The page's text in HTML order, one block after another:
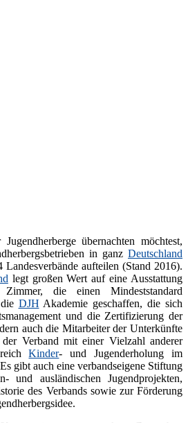
übernachten möchtest,
in ganz Deutschland
aufteilen (Stand 2016).
legt großen Wert auf eine Ausstattung
die einen Mindeststandard
DJH Akademie geschaffen, die sich
und die Zertifizierung der
auch die Mitarbeiter der Unterkünfte
Verband mit einer Vielzahl anderer
Kinder- und Jugenderholung im
gibt auch eine verbandseigene Stiftung
und ausländischen Jugendprojekten,
des Verbands sowie zur Förderung